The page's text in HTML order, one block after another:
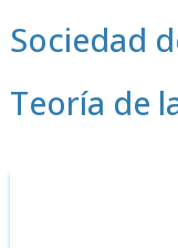
Sociedad
Teoría de